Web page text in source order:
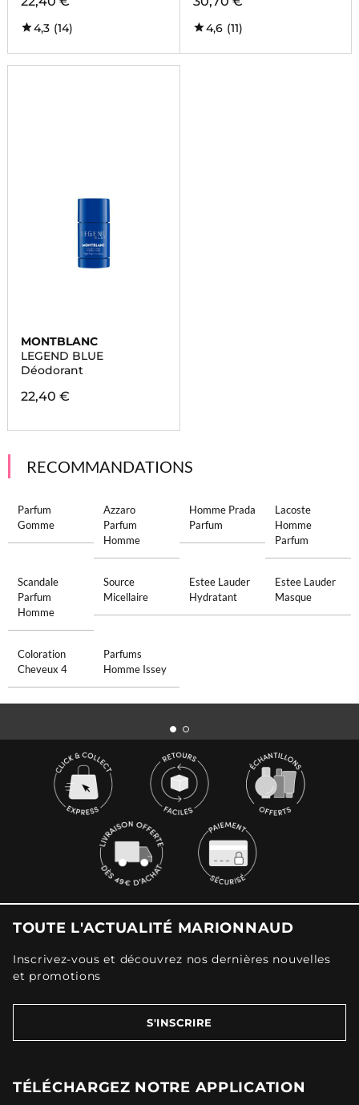
4,3 (14) 4,6 (11)
MONTBLANC
LEGEND BLUE
Déodorant
22,40 €
RECOMMANDATIONS
Parfum
Gomme
Azzaro
Parfum
Homme
Homme Prada
Parfum
Lacoste
Homme
Parfum
Scandale
Parfum
Homme
Source
Micellaire
Estee Lauder
Hydratant
Estee Lauder
Masque
Coloration
Cheveux 4
Parfums
Homme Issey
TOUTE L'ACTUALITÉ MARIONNAUD
Inscrivez-vous et découvrez nos dernières nouvelles
et promotions
S'INSCRIRE
TÉLÉCHARGEZ NOTRE APPLICATION